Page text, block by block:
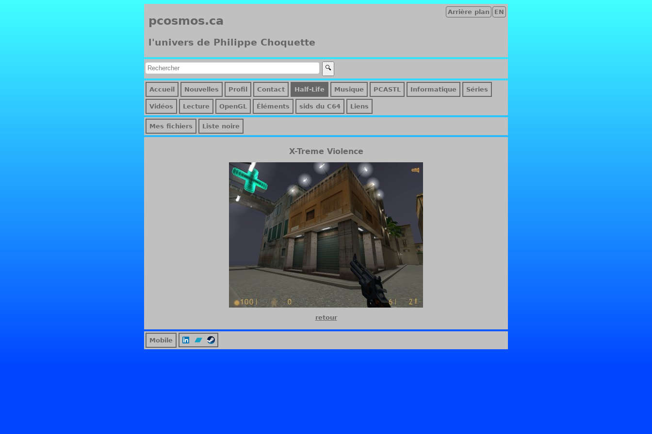
EN
Arrière plan
pcosmos.ca
l'univers de Philippe Choquette
Accueil Nouvelles Profil Contact Half-Life Musique PCASTL Informatique Séries
Vidéos Lecture OpenGL Éléments sids du C64 Liens
Mes fichiers Liste noire
X-Treme Violence
retour
Mobile